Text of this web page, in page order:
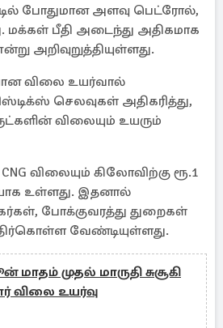
போதுமான அளவு பெட்ரோல்,
மக்கள் பீதி அடைந்து அதிகமாக
அறிவுறுத்தியுள்ளது.
விலை உயர்வால்
செலவுகள் அதிகரித்து,
விலையும் உயரும்
விலையும் கிலோவிற்கு ரூ.1
உள்ளது. இதனால்
போக்குவரத்து துறைகள்
வேண்டியுள்ளது.
மாதம் முதல் மாருதி சுசூகி
விலை உயர்வு